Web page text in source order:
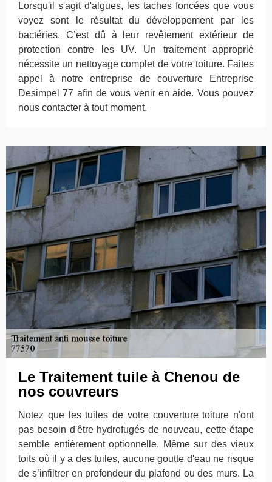
Lorsqu'il s'agit d'algues, les taches foncées que vous
voyez sont le résultat du développement par les
bactéries. C’est dû à leur revêtement extérieur de
protection contre les UV. Un traitement approprié
nécessite un nettoyage complet de votre toiture. Faites
appel à notre entreprise de couverture Entreprise
Desimpel 77 afin de vous venir en aide. Vous pouvez
nous contacter à tout moment.
Le Traitement tuile à Chenou de
nos couvreurs
Notez que les tuiles de votre couverture toiture n'ont
pas besoin d'être hydrofugés de nouveau, cette étape
semble entièrement optionnelle. Même sur des vieux
toits où il y a des tuiles, aucune goutte d'eau ne risque
de s’infiltrer en profondeur du plafond ou des murs. La